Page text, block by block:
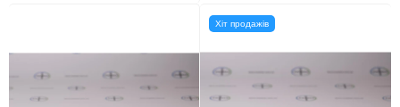
Хіт продажів